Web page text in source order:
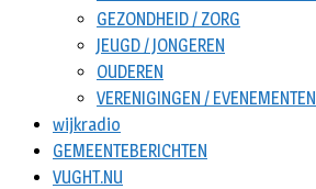
GEZONDHEID / ZORG
JEUGD / JONGEREN
OUDEREN
VERENIGINGEN / EVENEMENTEN
wijkradio
GEMEENTEBERICHTEN
VUGHT.NU